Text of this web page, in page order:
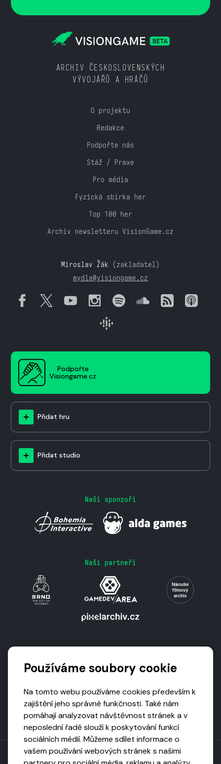
ARCHIV ČESKOSLOVENSKÝCH
VÝVOJÁŘŮ A HRÁČŮ
O projektu
Redakce
Podpořte nás
Stáž / Praxe
Pro média
Fyzická sbírka her
Top 100 her
Archiv newsletteru VisionGame.cz
Miroslav Žák (zakladatel)
mydla@visiongame.cz
Podpořte
Visiongame.cz
Přidat hru
Přidat studio
Naši sponzoři
Naši partneři
Používáme soubory cookie
Na tomto webu používáme cookies především k
zajištění jeho správné funkčnosti. Také nám
pomáhají analyzovat návštěvnost stránek a v
neposlední řadě slouží k poskytování funkcí
sociálních médií. Můžeme sdílet informace o
vašem používání webových stránek s našimi